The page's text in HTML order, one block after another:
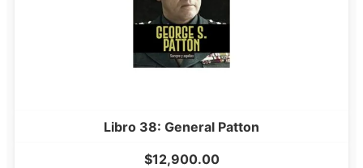
Libro 38: General Patton
$12,900.00